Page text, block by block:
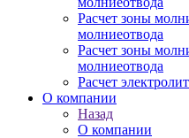
Расчет зоны
молниеотвода
Расчет зоны
молниеотвода
Расчет
О компании
Назад
О компании